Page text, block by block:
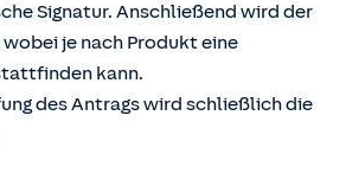
Signatur. Anschließend wird der
je nach Produkt eine
kann.
des Antrags wird schließlich die